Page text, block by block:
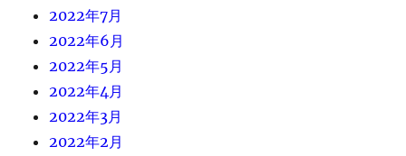
2022年7月
2022年6月
2022年5月
2022年4月
2022年3月
2022年2月